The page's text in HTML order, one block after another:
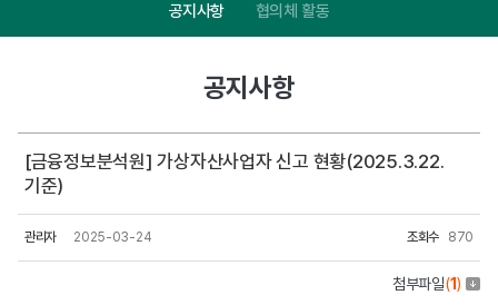
공지사항 협의체 활동
공지사항
[금융정보분석원] 가상자산사업자 신고 현황(2025.3.22.
기준)
관리자 2025-03-24 조회수 870
첨부파일(1)